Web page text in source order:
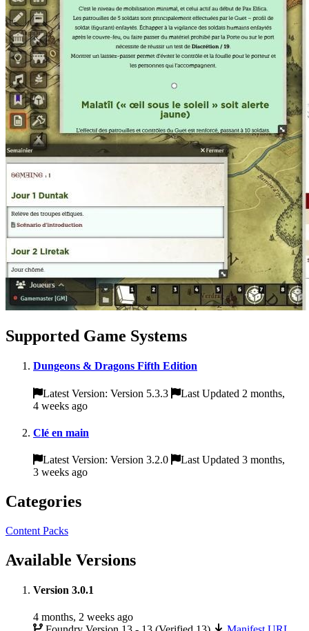
Supported Game Systems
Dungeons & Dragons Fifth Edition
Latest Version: Version 5.3.3
Last Updated 2 months,
4 weeks ago
Clé en main
Latest Version: Version 3.2.0
Last Updated 3 months,
3 weeks ago
Categories
Content Packs
Available Versions
Version 3.0.1
4 months, 2 weeks ago